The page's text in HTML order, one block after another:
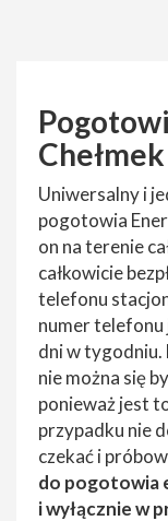
Chełmek
Uniwersalny i
pogotowia
on na terenie
całkowicie
telefonu
numer telefonu
dni w tygodniu.
nie można się
ponieważ jest
przypadku nie
czekać i
do pogotowia
i wyłącznie w